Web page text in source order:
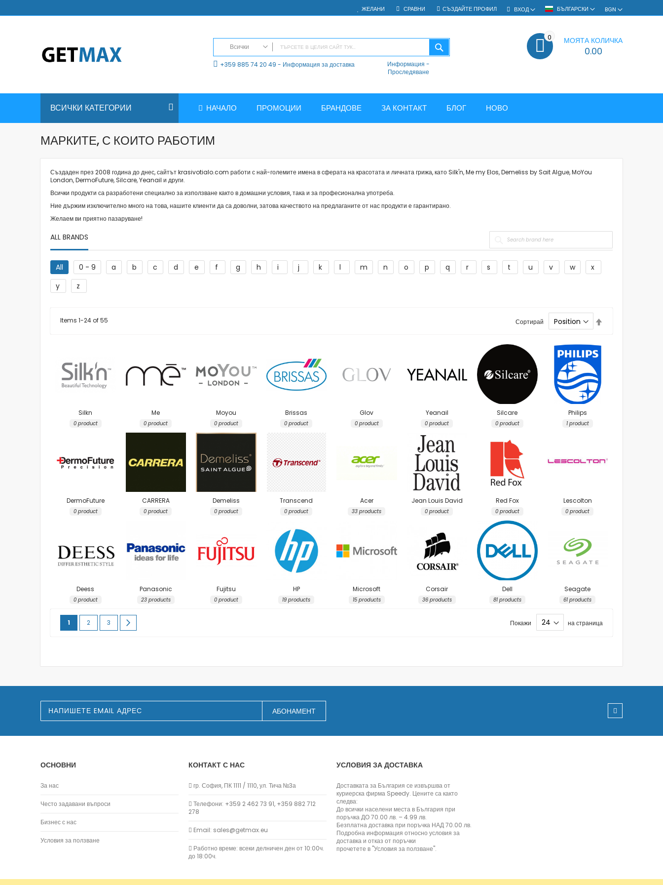
BGN
БЪЛГАРСКИ
ЖЕЛАНИ СРАВНИ ВХОД
СЪЗДАЙТЕ ПРОФИЛ
Всички
ВСИЧКИ
Мобилни Телефони
Таблети
Калъфи
Смарт устройства
Хендсфри системи
Компютри и Компоненти
Външни дискове
SSD
USB памет
Чанти и Раници
Заключване на лаптопи
Мултимедия
Микрофони
Уеб камери
За дома
За кухнята
Блендери
Сокоизстисквачки и преси
Пасатори
Кухненски роботи
Грилове
Хлебопекарни
Уреди за готвене на пара
Аксесоари
Месомелачки
Прахосмукачки с торбичка
Ръчни и вертикални
Ютии
Парогенератори
+359 885 74 20 49 - Информация за доставка Информация -
Проследяване
МОЯТА КОЛИЧКА
0.00
0
ВСИЧКИ КАТЕГОРИИ НАЧАЛО ПРОМОЦИИ БРАНДОВЕ ЗА КОНТАКТ БЛОГ НОВО
МАРКИТЕ, С КОИТО РАБОТИМ
Създаден през 2008 година до днес, сайтът krasivotialo.com работи с най-големите имена в сферата на красотата и личната грижа, като Silk'n, Me my Elos, Demeliss by Sait Algue, MoYou
London, DermoFuture, Silcare, Yeanail и други.
Всички продукти са разработени специално за използване както в домашни условия, така и за професионална употреба.
Ние държим изключително много на това, нашите клиенти да са доволни, затова качеството на предлаганите от нас продукти е гарантирано.
Желаем ви приятно пазаруване!
ALL BRANDS
All 0 - 9 a b c d e f g h i j k l m n o p q r s t u v w
x
y
z
Items 1-24of55 Сортирай
Direction
Silkn
0 product
Me
0 product
Moyou
0 product
Brissas
0 product
Glov
0 product
Yeanail
0 product
Silcare
0 product
Philips
1 product
DermoFuture
0 product
CARRERA
0 product
Demeliss
0 product
Transcend
0 product
Acer
33 products
Jean Louis David
0 product
Red Fox
0 product
Lescolton
0 product
Deess
0 product
Panasonic
23 products
Fujitsu
0 product
HP
19 products
Microsoft
15 products
Corsair
36 products
Dell
81 products
Seagate
61 products
Page
You're currently reading page
1 Page
2 Page
3 Покажи на страница
З
п
ш
с
з
а
и
б
и
АБОНАМЕНТ
ОСНОВНИ
За нас
Често задавани въпроси
Бизнес с нас
Условия за ползване
КОНТАКТ С НАС
гр. София, ПК 1111 / 1110, ул. Тича №3а
Телефони: +359 2 462 73 91, +359 882 712
278
Email: sales@getmax.eu
Работно време: всеки делничен ден от 10:00ч.
до 18:00ч.
УСЛОВИЯ ЗА ДОСТАВКА
Доставката за България се извършва от
куриерска фирма Speedy. Цените са както
следва:
До всички населени места в България при
поръчка ДО 70.00 лв. – 4.99 лв.
Безплатна доставка при поръчка НАД 70.00 лв.
Подробна информация относно условия за
доставка и отказ от поръчки
прочетете в "Условия за ползване".